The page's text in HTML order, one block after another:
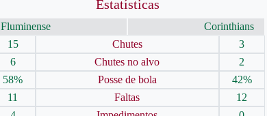
Estatísticas
Fluminense
Corinthians
15
Chutes
3
6
Chutes no alvo
2
58%
Posse de bola
42%
11
Faltas
12